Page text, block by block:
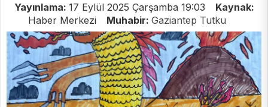
Yayınlama: 17 Eylül 2025 Çarşamba 19:03
Kaynak:
Haber Merkezi
Muhabir: Gaziantep Tutku